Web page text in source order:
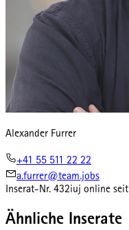
Alexander Furrer
+41 55 511 22 22
a.furrer@team.jobs
Inserat-Nr. 432iuj online seit
Ähnliche Inserate